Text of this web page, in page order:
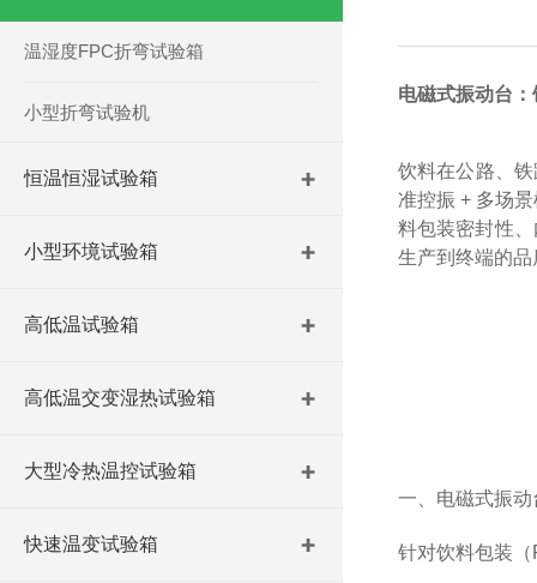
温湿度FPC折弯试验箱
小型折弯试验机
恒温恒湿试验箱
小型环境试验箱
高低温试验箱
高低温交变湿热试验箱
大型冷热温控试验箱
快速温变试验箱
电磁式振动台
饮料在公路、
准控振 + 多场
料包装密封性
生产到终端的品
一、电磁式振
针对饮料包装